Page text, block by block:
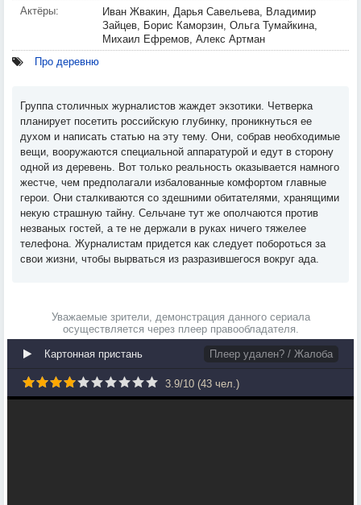
Актёры:
Иван Жвакин, Дарья Савельева, Владимир
Зайцев, Борис Каморзин, Ольга Тумайкина,
Михаил Ефремов, Алекс Артман
Про деревню
Группа столичных журналистов жаждет экзотики. Четверка
планирует посетить российскую глубинку, проникнуться ее
духом и написать статью на эту тему. Они, собрав необходимые
вещи, вооружаются специальной аппаратурой и едут в сторону
одной из деревень. Вот только реальность оказывается намного
жестче, чем предполагали избалованные комфортом главные
герои. Они сталкиваются со здешними обитателями, хранящими
некую страшную тайну. Сельчане тут же ополчаются против
незваных гостей, а те не держали в руках ничего тяжелее
телефона. Журналистам придется как следует побороться за
свои жизни, чтобы вырваться из разразившегося вокруг ада.
Уважаемые зрители, демонстрация данного сериала
осуществляется через плеер правообладателя.
Картонная пристань Плеер удален? / Жалоба
3.9/10 (43 чел.)